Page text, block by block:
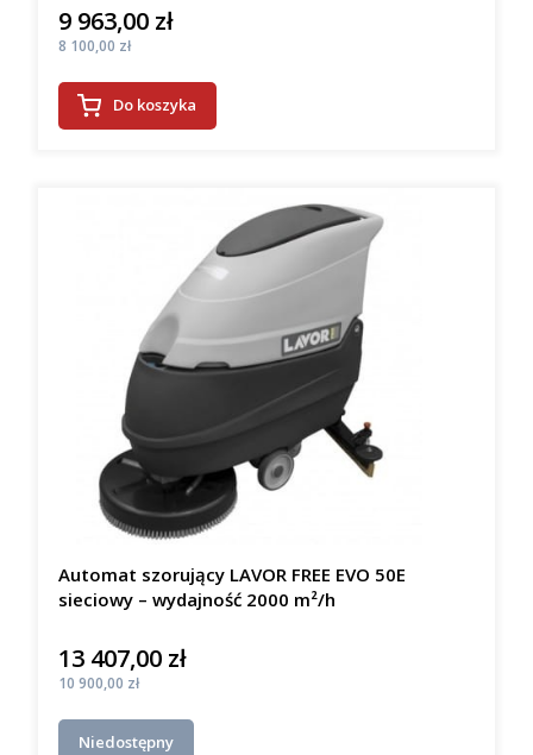
Cena
9 963,00 zł
Cena
8 100,00 zł
Do koszyka
Automat szorujący LAVOR FREE EVO 50E
sieciowy – wydajność 2000 m²/h
Cena
13 407,00 zł
Cena
10 900,00 zł
Niedostępny